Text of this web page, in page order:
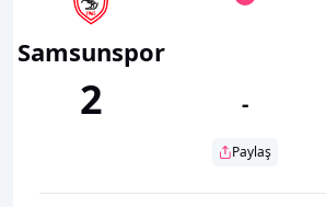
Samsunspor
2 -
Paylaş